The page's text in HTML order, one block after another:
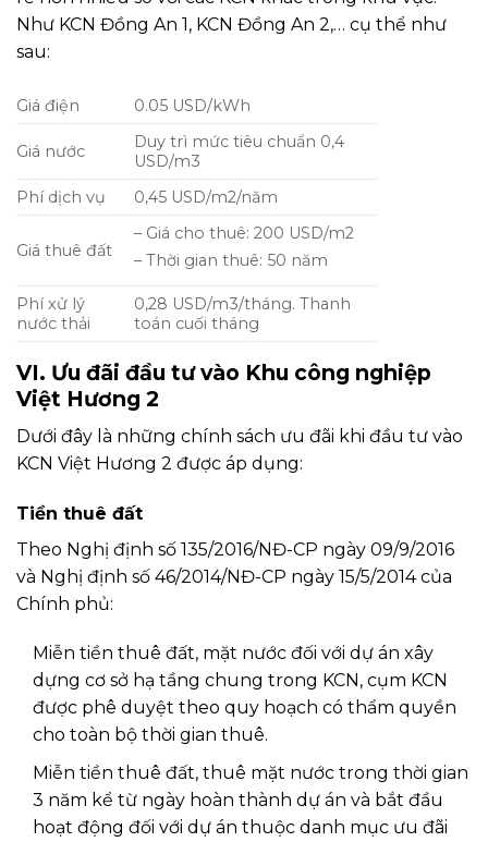
Như KCN Đồng An 1, KCN Đồng An 2,… cụ thể như
sau:
Giá điện 0.05 USD/kWh
Giá nước
Duy trì mức tiêu chuẩn 0,4
USD/m3
Phí dịch vụ
0,45 USD/m2/năm
Giá thuê đất
– Giá cho thuê: 200 USD/m2
– Thời gian thuê: 50 năm
Phí xử lý
nước thải
0,28 USD/m3/tháng. Thanh
toán cuối tháng
VI. Ưu đãi đầu tư vào Khu công nghiệp
Việt Hương 2
Dưới đây là những chính sách ưu đãi khi đầu tư vào
KCN Việt Hương 2 được áp dụng:
Tiền thuê đất
Theo Nghị định số 135/2016/NĐ-CP ngày 09/9/2016
và Nghị định số 46/2014/NĐ-CP ngày 15/5/2014 của
Chính phủ:
Miễn tiền thuê đất, mặt nước đối với dự án xây
dựng cơ sở hạ tầng chung trong KCN, cụm KCN
được phê duyệt theo quy hoạch có thẩm quyền
cho toàn bộ thời gian thuê.
Miễn tiền thuê đất, thuê mặt nước trong thời gian
3 năm kể từ ngày hoàn thành dự án và bắt đầu
hoạt động đối với dự án thuộc danh mục ưu đãi